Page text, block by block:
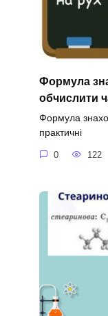
Формула
обчислити
Формула
практичні
0 122